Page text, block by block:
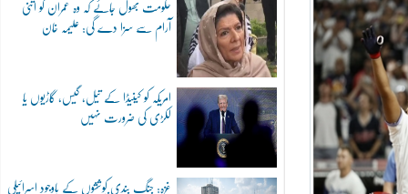
حکومت بھول جائے کہ وہ عمران کو اتنی
آرام سے سزا دے گی: علیمہ خان
امریکہ کو کینیڈا کے تیل، گیس، گاڑیوں یا
لکڑی کی ضرورت نہیں
غزہ: جنگ بندی کوششوں کے باوجود اسرائیلی